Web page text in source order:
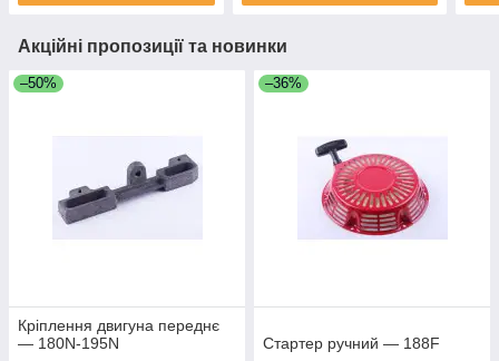
Акційні пропозиції та новинки
–50%
Кріплення двигуна переднє
— 180N-195N
–36%
Стартер ручний — 188F